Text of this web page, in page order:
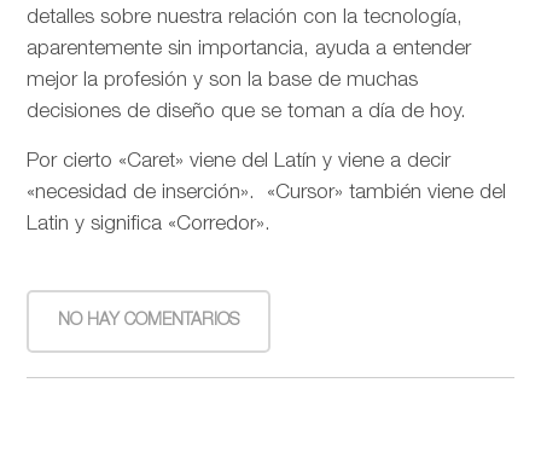
detalles sobre nuestra relación con la tecnología,
aparentemente sin importancia, ayuda a entender
mejor la profesión y son la base de muchas
decisiones de diseño que se toman a día de hoy.
Por cierto «Caret» viene del Latín y viene a decir
«necesidad de inserción». «Cursor» también viene del
Latin y significa «Corredor».
NO HAY COMENTARIOS